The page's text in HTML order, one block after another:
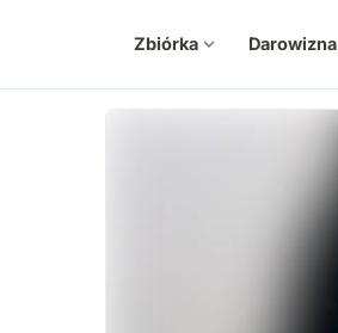
Zbiórka expand_more Darowizna